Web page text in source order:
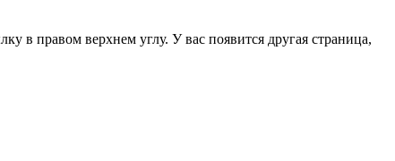
в правом верхнем углу. У вас появится другая страница,